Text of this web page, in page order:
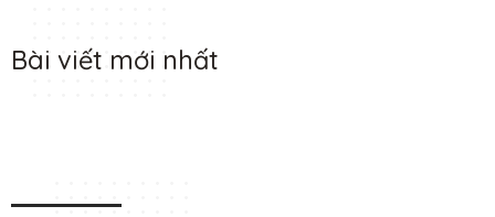
Bài viết mới nhất